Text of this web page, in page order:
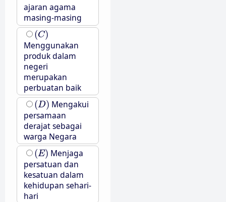
ajaran agama
masing-masing
(C)
(C)
Menggunakan
produk dalam
negeri
merupakan
perbuatan baik
(D)
(D) Mengakui
persamaan
derajat sebagai
warga Negara
(E)
(E) Menjaga
persatuan dan
kesatuan dalam
kehidupan sehari-
hari